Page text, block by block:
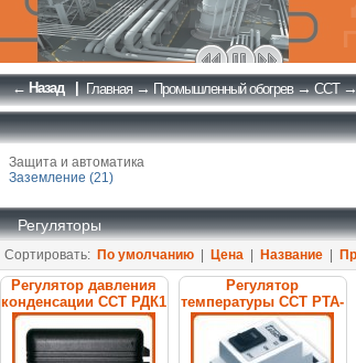
← Назад | Главная→Промышленный обогрев→ССТ
Защита и автоматика
Заземление (21)
Регуляторы
Сортировать: По умолчанию| Цена| Название|
Регулятор давления
конденсации ССТ РДК1
Регулятор
температуры ССТ PTA-
100 (tstab)
электронный